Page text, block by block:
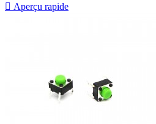
 Aperçu rapide